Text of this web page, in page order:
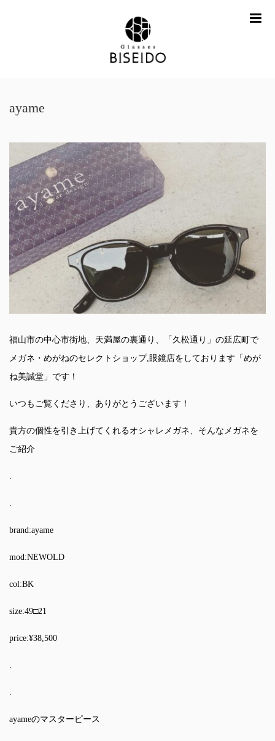
ayame
福山市の中心市街地、天満屋の裏通り、「久松通り」の延広町で
メガネ・めがねのセレクトショップ,眼鏡店をしております「めが
ね美誠堂」です！
いつもご覧くださり、ありがとうございます！
貴方の個性を引き上げてくれるオシャレメガネ、そんなメガネを
ご紹介
.
.
brand:ayame
mod:NEWOLD
col:BK
size:49□21
price:¥38,500
.
.
ayameのマスターピース